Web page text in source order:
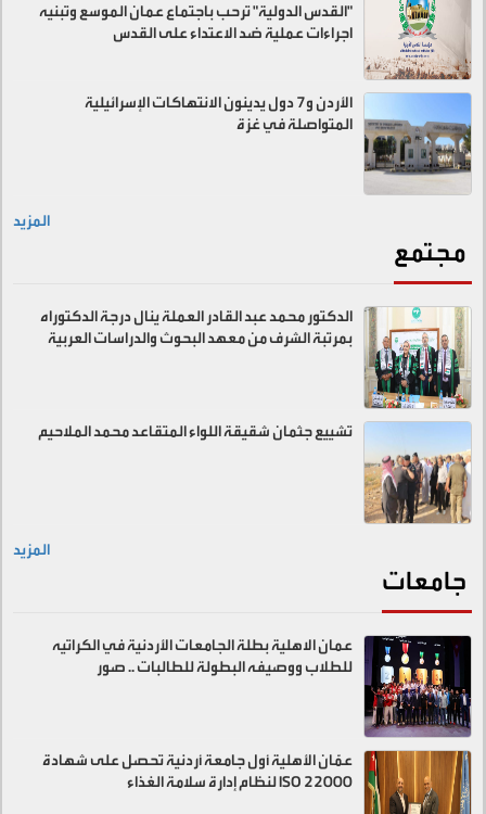
"القدس الدولية" ترحب باجتماع عمان الموسع وتبنيه
اجراءات عملية ضد الاعتداء على القدس
الأردن و7 دول يدينون الانتهاكات الإسرائيلية
المتواصلة في غزة
المزيد
مجتمع
الدكتور محمد عبد القادر العملة ينال درجة الدكتوراه
بمرتبة الشرف من معهد البحوث والدراسات العربية
تشييع جثمان شقيقة اللواء المتقاعد محمد الملاحيم
المزيد
جامعات
عمان الاهلية بطلة الجامعات الأردنية في الكراتيه
للطلاب ووصيفه البطولة للطالبات .. صور
عمّان الأهلية أول جامعة أردنية تحصل على شهادة
ISO 22000 لنظام إدارة سلامة الغذاء